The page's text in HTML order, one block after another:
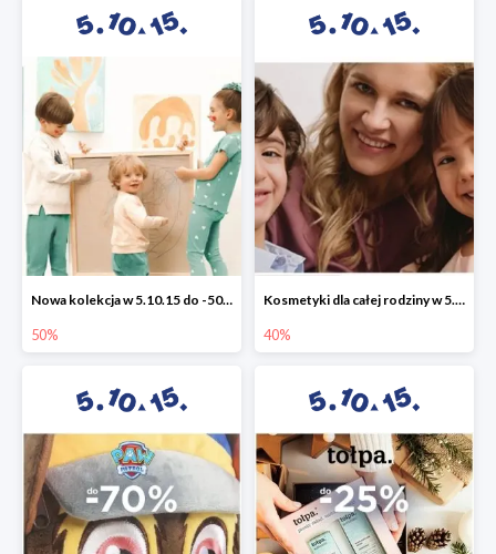
Nowa kolekcja w 5.10.15 do -50%
50%
Kosmetyki dla całej rodziny w 5.10.15 do -40%
40%